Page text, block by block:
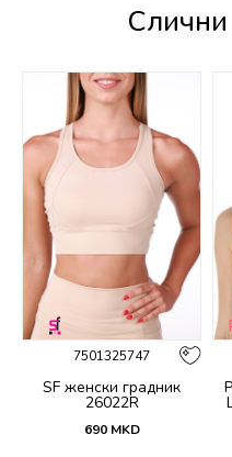
7501325747
SF женски градник
26022R
690 MKD